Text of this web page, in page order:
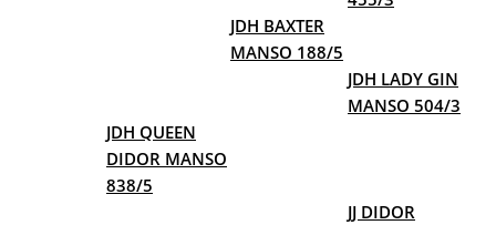
JDH BAXTER
MANSO 188/5
JDH LADY GIN
MANSO 504/3
JDH QUEEN
DIDOR MANSO
838/5
JJ DIDOR